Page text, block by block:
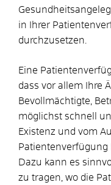
in Ihrer
durchzusetzen.
Eine
dass vor allem Ihre
Bevollmächtigte,
möglichst schnell
Existenz und vom
Patientenverfügung
Dazu kann es
zu tragen, wo die